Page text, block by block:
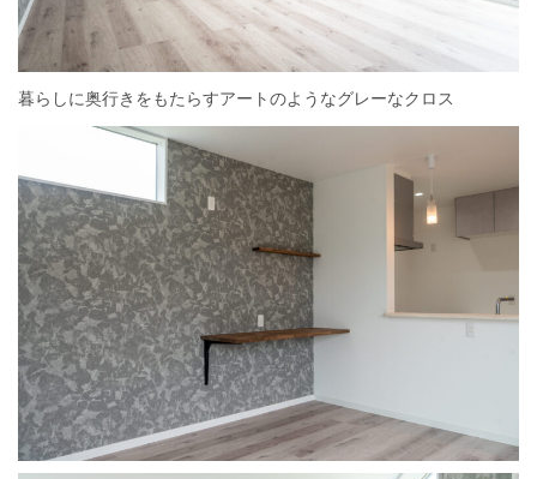
暮らしに奥行きをもたらすアートのようなグレーなクロス